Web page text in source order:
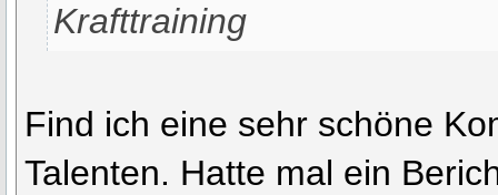
Krafttraining
Find ich eine sehr schöne
Talenten. Hatte mal ein